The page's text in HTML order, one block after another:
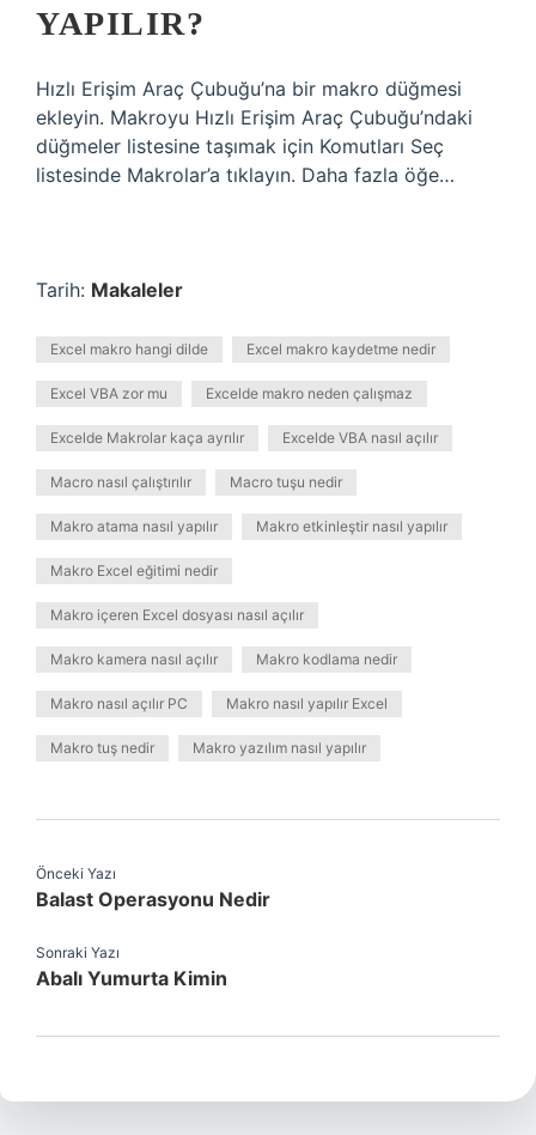
YAPILIR?
Hızlı Erişim Araç Çubuğu’na bir makro düğmesi
ekleyin. Makroyu Hızlı Erişim Araç Çubuğu’ndaki
düğmeler listesine taşımak için Komutları Seç
listesinde Makrolar’a tıklayın. Daha fazla öğe…
Tarih: Makaleler
Excel makro hangi dilde Excel makro kaydetme nedir
Excel VBA zor mu Excelde makro neden çalışmaz
Excelde Makrolar kaça ayrılır Excelde VBA nasıl açılır
Macro nasıl çalıştırılır Macro tuşu nedir
Makro atama nasıl yapılır Makro etkinleştir nasıl yapılır
Makro Excel eğitimi nedir
Makro içeren Excel dosyası nasıl açılır
Makro kamera nasıl açılır Makro kodlama nedir
Makro nasıl açılır PC Makro nasıl yapılır Excel
Makro tuş nedir Makro yazılım nasıl yapılır
Önceki Yazı
Balast Operasyonu Nedir
Sonraki Yazı
Abalı Yumurta Kimin